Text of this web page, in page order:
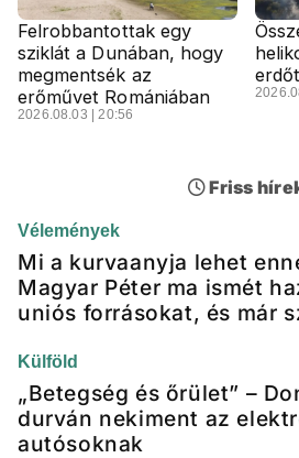
Felrobbantottak egy
sziklát a Dunában, hogy
megmentsék az
erőművet Romániában
2026.08.03 | 20:56
Friss
Vélemények
Mi a kurvaanyja lehet
Magyar Péter ma ismét
uniós forrásokat, és már
Külföld
„Betegség és őrület” –
durván nekiment az
autósoknak